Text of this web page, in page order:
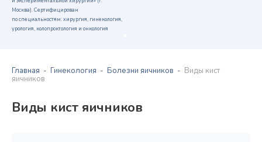
Москва). Сертифицирован
по специальностям: хирургия, гинекология,
урология, колопроктология и онкология
Главная Гинекология Болезни яичников Виды кист
яичников
Виды кист яичников